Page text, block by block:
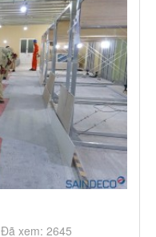
Đã xem: 2645